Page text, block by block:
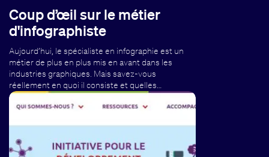
Coup d’œil sur le métier
d'infographiste
Aujourd’hui, le spécialiste en infographie est un
métier de plus en plus mis en avant dans les
industries graphiques. Mais savez-vous
réellement en quoi il consiste et quelles…